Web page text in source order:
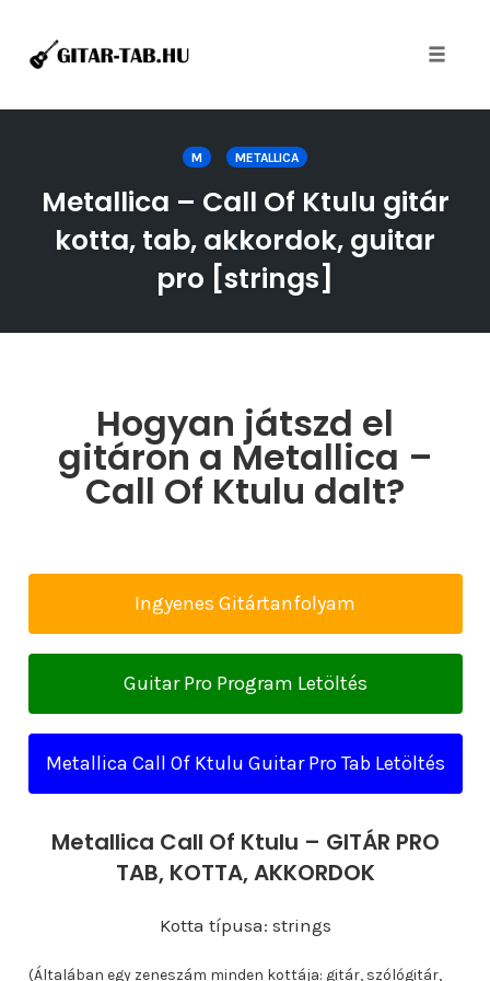
M METALLICA
Metallica – Call Of Ktulu gitár
kotta, tab, akkordok, guitar
pro [strings]
Hogyan játszd el
gitáron a Metallica –
Call Of Ktulu dalt?
Ingyenes Gitártanfolyam
Guitar Pro Program Letöltés
Metallica Call Of Ktulu Guitar Pro Tab Letöltés
Metallica Call Of Ktulu – GITÁR PRO
TAB, KOTTA, AKKORDOK
Kotta típusa: strings
(Általában egy zeneszám minden kottája: gitár, szólógitár,